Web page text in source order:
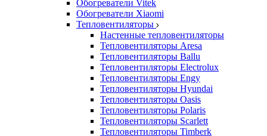
Обогреватели Vitek
Обогреватели Xiaomi
Тепловентиляторы
Настенные тепловентиляторы
Тепловентиляторы Aresa
Тепловентиляторы Ballu
Тепловентиляторы Electrolux
Тепловентиляторы Engy
Тепловентиляторы Hyundai
Тепловентиляторы Oasis
Тепловентиляторы Polaris
Тепловентиляторы Scarlett
Тепловентиляторы Timberk